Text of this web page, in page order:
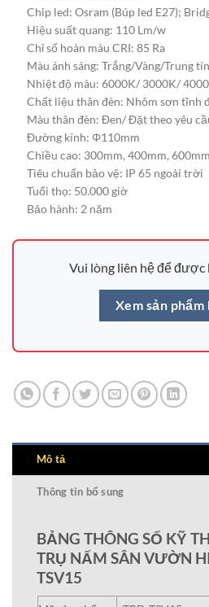
Chip led: Osram (Búp led E27);
Hiệu suất quang: 110 Lm/w
Chỉ số hoàn màu CRI: 85 Ra
Màu ánh sáng: Trắng/Vàng/Trung
Nhiệt độ màu: 6000K/ 3000K/
Chất liệu thân đèn: Nhôm sơn tĩnh
Màu thân đèn: Đen/ Đặt theo yêu
Đường kính: Φ110mm
Chiều cao: 300mm, 400mm,
Tiêu chuẩn bảo vệ: IP 65 ngoài trời
Tuổi thọ: 50.000 giờ
Bảo hành: 2 năm
Vui lòng liên hệ để
Xem sản phẩm
Mô tả
Thông tin bổ sung
BẢNG THÔNG SỐ KỸ
TRỤ NẤM SÂN VƯỜN
TSV15